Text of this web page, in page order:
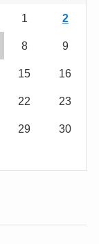
1 2
8 9
15 16
22 23
29 30